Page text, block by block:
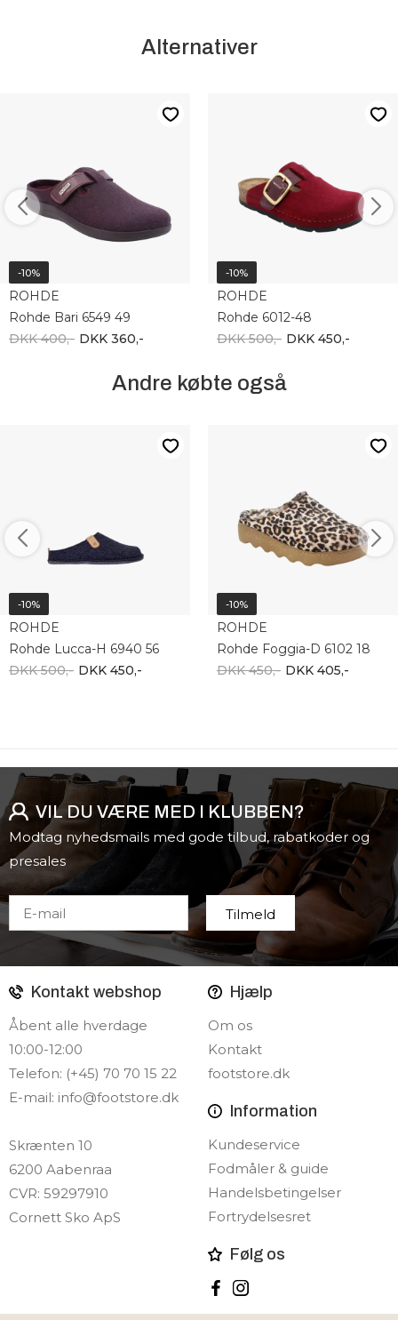
Alternativer
-10%
ROHDE
Rohde Bari 6549 49
DKK 400,- DKK 360,-
-10%
ROHDE
Rohde 6012-48
DKK 500,- DKK 450,-
Andre købte også
-10%
ROHDE
Rohde Lucca-H 6940 56
DKK 500,- DKK 450,-
-10%
ROHDE
Rohde Foggia-D 6102 18
DKK 450,- DKK 405,-
VIL DU VÆRE MED I KLUBBEN?
Modtag nyhedsmails med gode tilbud, rabatkoder og
presales
Kontakt webshop
Åbent alle hverdage
10:00-12:00
Telefon: (+45) 70 70 15 22
E-mail: info@footstore.dk
Skrænten 10
6200 Aabenraa
CVR: 59297910
Cornett Sko ApS
Hjælp
Om os
Kontakt
footstore.dk
Information
Kundeservice
Fodmåler & guide
Handelsbetingelser
Fortrydelsesret
Følg os